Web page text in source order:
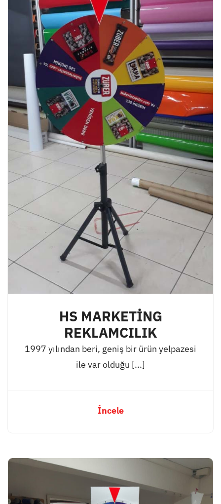
HS MARKETİNG
REKLAMCILIK
1997 yılından beri, geniş bir ürün yelpazesi
ile var olduğu [...]
İncele